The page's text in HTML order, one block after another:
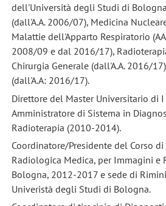
dell'Università degli Studi di
(dall'A.A. 2006/07), Medicina
Malattie dell'Apparto Respiratorio
2008/09 e dal 2016/17),
Chirurgia Generale (dall'A.A. 2016/
(dall'A.A: 2016/17).
Direttore del Master Universitario di
Amministratore di Sistema in
Radioterapia (2010-2014).
Coordinatore/Presidente del Corso
Radiologica Medica, per Immagini e
Bologna, 2012-2017 e sede di
Univeristà degli Studi di Bologna.